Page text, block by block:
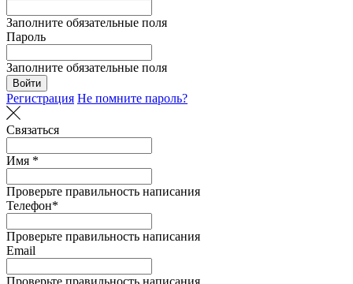
Заполните обязательные поля
Пароль
Заполните обязательные поля
Войти
Регистрация Не помните пароль?
Связаться
Имя *
Проверьте правильность написания
Телефон*
Проверьте правильность написания
Email